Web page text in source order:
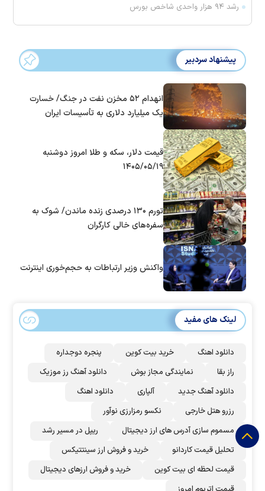
رشد ۹۴ هزار واحدی شاخص بورس
پیشنهاد سردبیر
انهدام ۵۲ مخزن نفت در جنگ/ خسارت
یک میلیارد دلاری به تأسیسات ایران
قیمت دلار، سکه و طلا امروز دوشنبه
۱۴۰۵/۰۵/۱۹
تورم ۱۳۰ درصدی زنده ماندن/ شوک به
سفره‌های خالی کارگران
واکنش وزیر ارتباطات به حجم‌خوری اینترنت
لینک های مفید
دانلود اهنگ خرید بیت کوین
پنجره دوجداره
راز بقا
نمایندگی مجاز بوش
دانلود آهنگ رز‌ موزیک
دانلود آهنگ جدید
آلپاری
دانلود اهنگ
رزرو هتل خارجی
نکسو رمزارزی نوآور
مسموم سازی آدرس های ارز دیجیتال
ریپل در مسیر رشد
تحلیل قیمت کاردانو
خرید و فروش ارز سینتتیکس
قیمت لحظه ای بیت کوین
خرید و فروش ارزهای دیجیتال